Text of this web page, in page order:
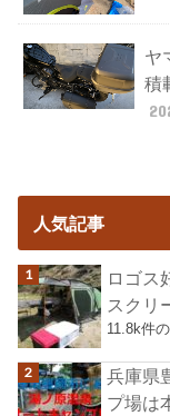
ヤ
積
人気記事
ロゴス
スクリ
11.8k件
兵庫県
プ場は